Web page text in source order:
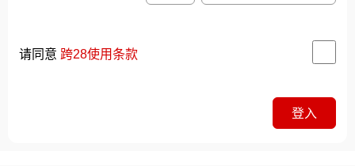
请同意 跨28使用条款